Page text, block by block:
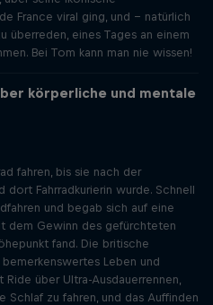
France viral ging, und - natürlich
überreden, eines Tages an einem
Bei Tom kann man nie wissen!
körperliche und mentale
fahren, bis sie nach der
Fahrradkurierin wurde. Schnell
und begab sich auf eine
dem Gewinn des gefürchteten
fand. Die britische
Leben und
über Ultra-Ausdauerrennen,
Schlaf zu fahren, und das Auffinden